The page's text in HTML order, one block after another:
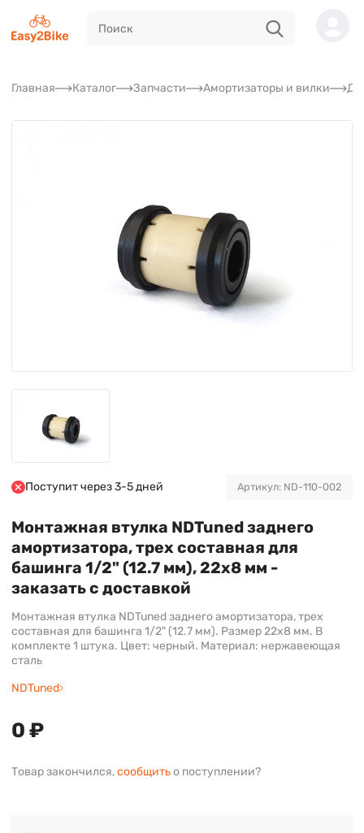
Главная Каталог Запчасти Амортизаторы и вилки
Поступит через 3-5 дней Артикул: ND-110-002
Монтажная втулка NDTuned заднего
амортизатора, трех составная для
башинга 1/2" (12.7 мм), 22х8 мм -
заказать с доставкой
Монтажная втулка NDTuned заднего амортизатора, трех
составная для башинга 1/2" (12.7 мм). Размер 22х8 мм. В
комплекте 1 штука. Цвет: черный. Материал: нержавеющая
сталь
NDTuned
0 ₽
Товар закончился,сообщитьо поступлении?